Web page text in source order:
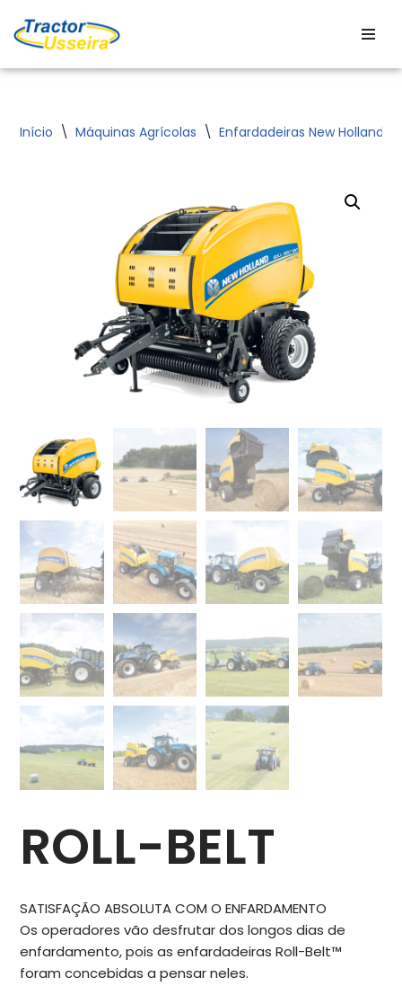
Avançar
para
Início \ Máquinas Agrícolas \ Enfardadeiras New Holland
ROLL-BELT
SATISFAÇÃO ABSOLUTA COM O ENFARDAMENTO
Os operadores vão desfrutar dos longos dias de
enfardamento, pois as enfardadeiras Roll-Belt™
foram concebidas a pensar neles.